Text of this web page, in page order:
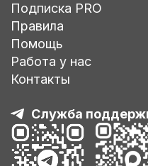
Подписка PRO
Правила
Помощь
Работа у нас
Контакты
Служба